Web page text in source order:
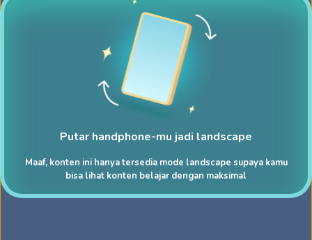
Putar handphone-mu jadi landscape
Maaf, konten ini hanya tersedia mode landscape supaya kamu
bisa lihat konten belajar dengan maksimal